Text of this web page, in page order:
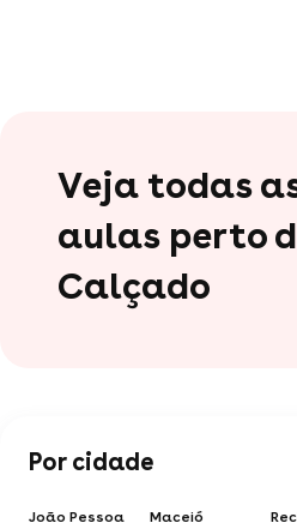
Veja todas
aulas perto
Calçado
Por cidade
João Pessoa Maceió